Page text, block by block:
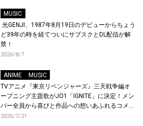
MUSIC
光GENJI、1987年8月19日のデビューからちょう
ど39年の時を経てついにサブスクとDL配信が解
禁！
2026/8/7
ANIME
MUSIC
TVアニメ『東京リベンジャーズ』三天戦争編オ
ープニング主題歌がJO1「IGNITE」に決定！メン
バー全員から喜びと作品への想いあふれるコメン
トが到着！9月に東京・大阪で先行上映会を開
2026/7/21